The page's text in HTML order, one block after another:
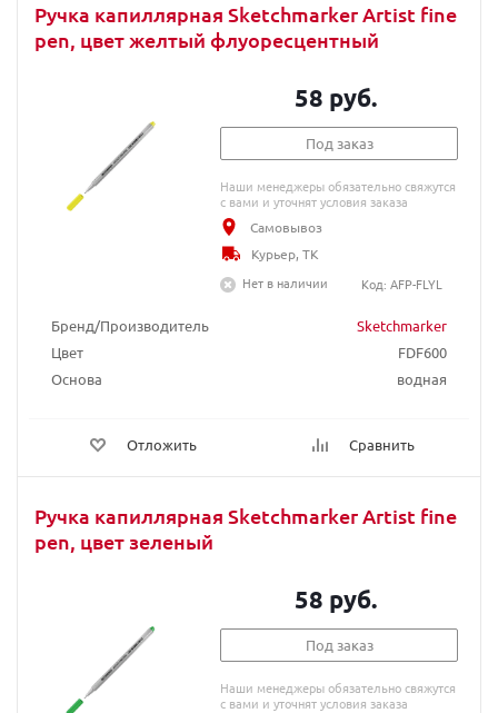
Ручка капиллярная Sketchmarker Artist fine
pen, цвет желтый флуоресцентный
Бренд/Производитель
Sketchmarker
Цвет
FDF600
Основа
водная
Отложить Сравнить
58 руб.
Под заказ
Наши менеджеры обязательно свяжутся
с вами и уточнят условия заказа
Самовывоз
Курьер, ТК
Нет в наличии
Код: AFP-FLYL
Ручка капиллярная Sketchmarker Artist fine
pen, цвет зеленый
58 руб.
Под заказ
Наши менеджеры обязательно свяжутся
с вами и уточнят условия заказа